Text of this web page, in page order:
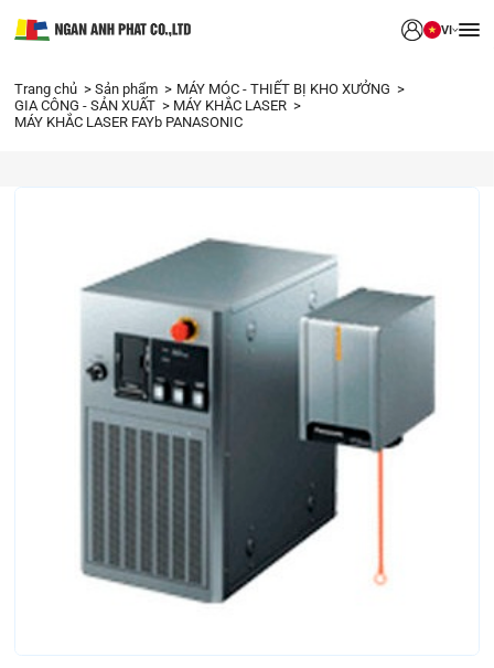
VI
Trang chủ Sản phẩm
MÁY MÓC - THIẾT BỊ KHO XƯỞNG
GIA CÔNG - SẢN XUẤT
MÁY KHẮC LASER
MÁY KHẮC LASER FAYb PANASONIC